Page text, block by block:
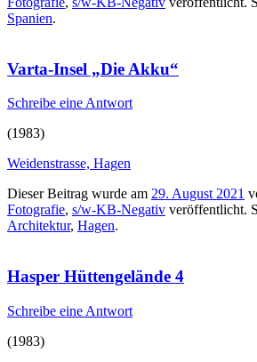
Spanien.
Varta-Insel „Die Akku“
Schreibe eine Antwort
(1983)
Weidenstrasse, Hagen
Dieser Beitrag wurde am 29. August 2021
Fotografie, s/w-KB-Negativ veröffentlicht.
Architektur, Hagen.
Hasper Hüttengelände 4
Schreibe eine Antwort
(1983)